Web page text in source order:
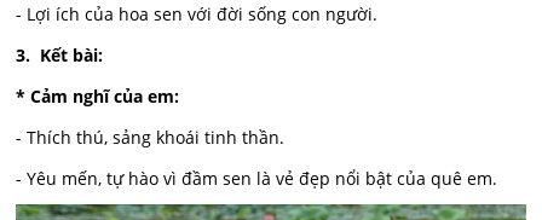
- Lợi ích của hoa sen với đời sống con người.
3. Kết bài:
* Cảm nghĩ của em:
- Thích thú, sảng khoái tinh thần.
- Yêu mến, tự hào vì đầm sen là vẻ đẹp nổi bật của quê em.